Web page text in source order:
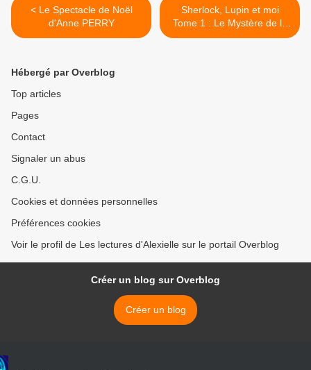
< Le Spectacle de Noël
d'Anne PERRY
Sherlock, Lupin et moi
Tome 1 : Le Mystère de la
dame en noir de Irène
Hébergé par Overblog
Top articles
Pages
Contact
Signaler un abus
C.G.U.
Cookies et données personnelles
Préférences cookies
Voir le profil de Les lectures d'Alexielle sur le portail Overblog
Créer un blog sur Overblog
Créer un blog